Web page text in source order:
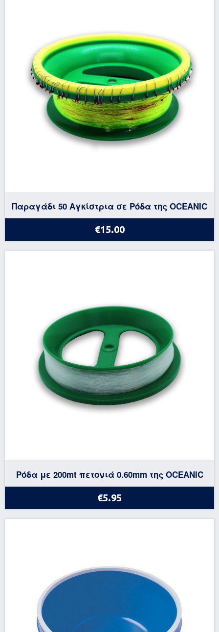
Παραγάδι 50 Αγκίστρια σε Ρόδα της OCEANIC
€15.00
Ρόδα με 200mt πετονιά 0.60mm της OCEANIC
€5.95